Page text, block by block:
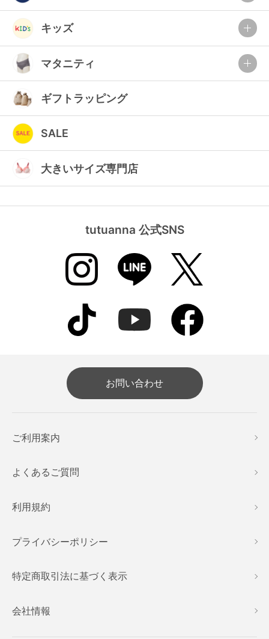
キッズ
マタニティ
ギフトラッピング
SALE
大きいサイズ専門店
tutuanna 公式SNS
お問い合わせ
ご利用案内
よくあるご質問
利用規約
プライバシーポリシー
特定商取引法に基づく表示
会社情報